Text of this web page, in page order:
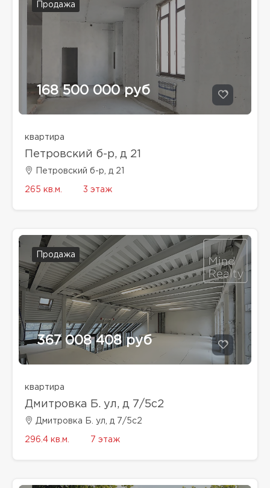
Продажа
168 500 000 руб
квартира
Петровский б-р, д 21
Петровский б-р, д 21
265 кв.м. 3 этаж
Продажа
367 008 408 руб
квартира
Дмитровка Б. ул, д 7/5с2
Дмитровка Б. ул, д 7/5с2
296.4 кв.м. 7 этаж